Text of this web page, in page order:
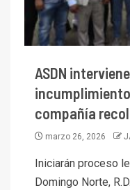
ASDN
compañía
marzo 26, 2026
Iniciarán proceso
Domingo Norte,